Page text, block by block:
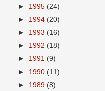
► 1995 (24)
► 1994 (20)
► 1993 (16)
► 1992 (18)
► 1991 (9)
► 1990 (11)
► 1989 (8)